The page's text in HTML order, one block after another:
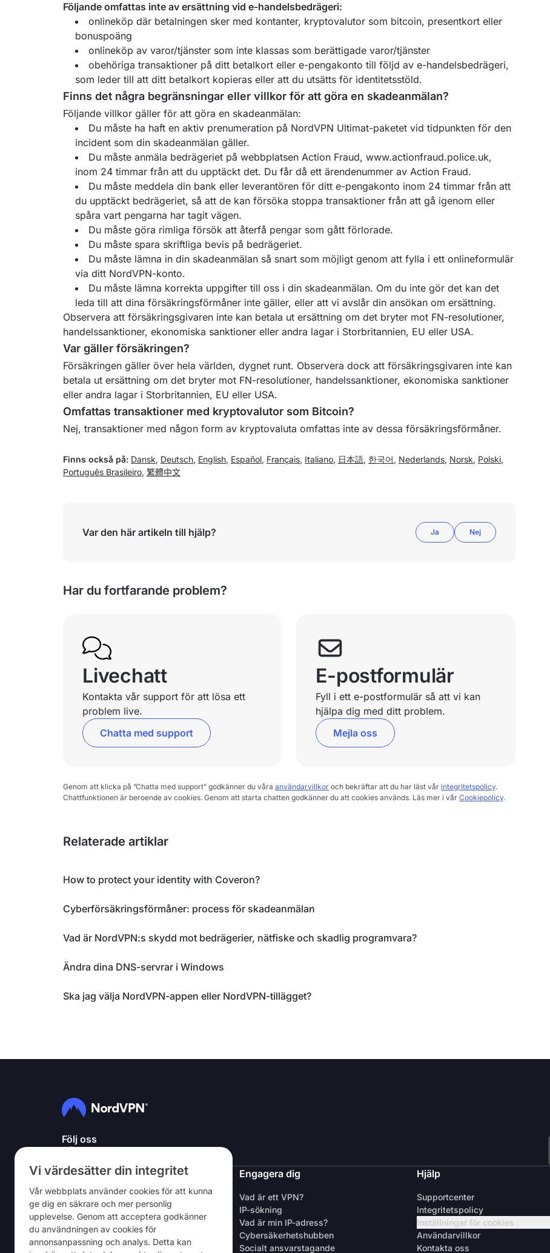
Vi värdesätter din integritet
Vår webbplats använder cookies för att kunna
ge dig en säkrare och mer personlig
upplevelse. Genom att acceptera godkänner
du användningen av cookies för
annonsanpassning och analys. Detta kan
Följande omfattas inte av ersättning vid e-handelsbedrägeri:
onlineköp där betalningen sker med kontanter, kryptovalutor som bitcoin, presentkort eller
bonuspoäng
onlineköp av varor/tjänster som inte klassas som berättigade varor/tjänster
obehöriga transaktioner på ditt betalkort eller e-pengakonto till följd av e-handelsbedrägeri,
som leder till att ditt betalkort kopieras eller att du utsätts för identitetsstöld.
Finns det några begränsningar eller villkor för att göra en skadeanmälan?
Följande villkor gäller för att göra en skadeanmälan:
Du måste ha haft en aktiv prenumeration på NordVPN Ultimat-paketet vid tidpunkten för den
incident som din skadeanmälan gäller.
Du måste anmäla bedrägeriet på webbplatsen Action Fraud, www.actionfraud.police.uk,
inom 24 timmar från att du upptäckt det. Du får då ett ärendenummer av Action Fraud.
Du måste meddela din bank eller leverantören för ditt e-pengakonto inom 24 timmar från att
du upptäckt bedrägeriet, så att de kan försöka stoppa transaktioner från att gå igenom eller
spåra vart pengarna har tagit vägen.
Du måste göra rimliga försök att återfå pengar som gått förlorade.
Du måste spara skriftliga bevis på bedrägeriet.
Du måste lämna in din skadeanmälan så snart som möjligt genom att fylla i ett onlineformulär
via ditt NordVPN-konto.
Du måste lämna korrekta uppgifter till oss i din skadeanmälan. Om du inte gör det kan det
leda till att dina försäkringsförmåner inte gäller, eller att vi avslår din ansökan om ersättning.
Observera att försäkringsgivaren inte kan betala ut ersättning om det bryter mot FN-resolutioner,
handelssanktioner, ekonomiska sanktioner eller andra lagar i Storbritannien, EU eller USA.
Var gäller försäkringen?
Försäkringen gäller över hela världen, dygnet runt. Observera dock att försäkringsgivaren inte kan
betala ut ersättning om det bryter mot FN-resolutioner, handelssanktioner, ekonomiska sanktioner
eller andra lagar i Storbritannien, EU eller USA.
Omfattas transaktioner med kryptovalutor som Bitcoin?
Nej, transaktioner med någon form av kryptovaluta omfattas inte av dessa försäkringsförmåner.
Finns också på: Dansk, Deutsch, English, Español, Français, Italiano, 日本語, 한국어 , Nederlands, Norsk, Polski,
Português Brasileiro, 繁體中文
Var den här artikeln till hjälp? Ja Nej
Har du fortfarande problem?
Livechatt
Kontakta vår support för att lösa ett
problem live.
Chatta med support
E-postformulär
Fyll i ett e-postformulär så att vi kan
hjälpa dig med ditt problem.
Mejla oss
Genom att klicka på ”Chatta med support” godkänner du våra användarvillkor och bekräftar att du har läst vår integritetspolicy.
Chattfunktionen är beroende av cookies. Genom att starta chatten godkänner du att cookies används. Läs mer i vår Cookiepolicy.
Relaterade artiklar
How to protect your identity with Coveron?
Cyberförsäkringsförmåner: process för skadeanmälan
Vad är NordVPN:s skydd mot bedrägerier, nätfiske och skadlig programvara?
Ändra dina DNS-servrar i Windows
Ska jag välja NordVPN-appen eller NordVPN-tillägget?
Följ oss
NordVPN
Om oss
Jobb
Gratis testperiod för VPN
VPN-routrar
Recensioner
Engagera dig
Vad är ett VPN?
IP-sökning
Vad är min IP-adress?
Cybersäkerhetshubben
Socialt ansvarstagande
Hjälp
Supportcenter
Integritetspolicy
Inställningar för cookies
Användarvillkor
Kontakta oss